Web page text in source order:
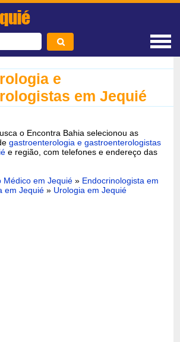
e
em Jequié
o Encontra Bahia selecionou as
gastroenterologia e gastroenterologistas
e região, com telefones e endereço das
Médico em Jequié » Endocrinologista em
em Jequié » Urologia em Jequié